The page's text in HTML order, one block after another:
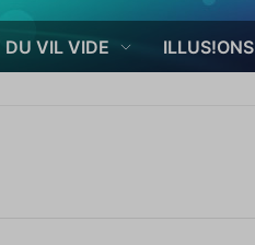
DU VIL VIDE ILLUS!ONS